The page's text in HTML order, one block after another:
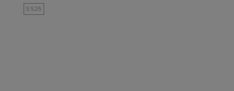
SS25